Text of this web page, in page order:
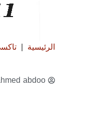
الرئيسية
abdoo